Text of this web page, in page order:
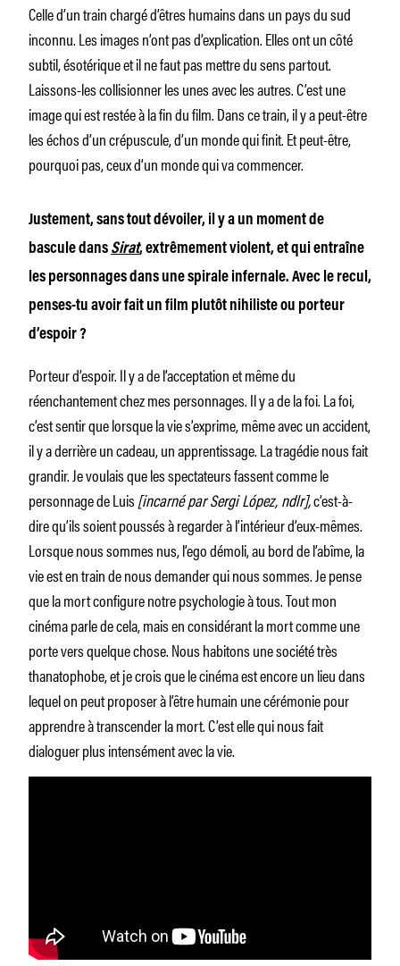
Celle d’un train chargé d’êtres humains dans un pays du sud
inconnu. Les images n’ont pas d’explication. Elles ont un côté
subtil, ésotérique et il ne faut pas mettre du sens partout.
Laissons-les collisionner les unes avec les autres. C’est une
image qui est restée à la fin du film. Dans ce train, il y a peut-être
les échos d’un crépuscule, d’un monde qui finit. Et peut-être,
pourquoi pas, ceux d’un monde qui va commencer.
Justement, sans tout dévoiler, il y a un moment de
bascule dans Sirat, extrêmement violent, et qui entraîne
les personnages dans une spirale infernale. Avec le recul,
penses-tu avoir fait un film plutôt nihiliste ou porteur
d’espoir ?
Porteur d’espoir. Il y a de l’acceptation et même du
réenchantement chez mes personnages. Il y a de la foi. La foi,
c’est sentir que lorsque la vie s’exprime, même avec un accident,
il y a derrière un cadeau, un apprentissage. La tragédie nous fait
grandir. Je voulais que les spectateurs fassent comme le
personnage de Luis[incarné par Sergi López, ndlr],c’est-à-
dire qu’ils soient poussés à regarder à l’intérieur d’eux-mêmes.
Lorsque nous sommes nus, l’ego démoli, au bord de l’abîme, la
vie est en train de nous demander qui nous sommes. Je pense
que la mort configure notre psychologie à tous. Tout mon
cinéma parle de cela, mais en considérant la mort comme une
porte vers quelque chose. Nous habitons une société très
thanatophobe, et je crois que le cinéma est encore un lieu dans
lequel on peut proposer à l’être humain une cérémonie pour
apprendre à transcender la mort. C’est elle qui nous fait
dialoguer plus intensément avec la vie.